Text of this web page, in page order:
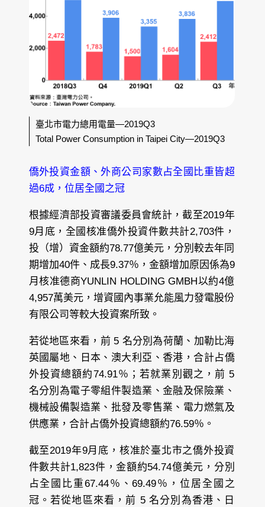
臺北市電力總用電量—2019Q3
Total Power Consumption in Taipei City—2019Q3
僑外投資金額、外商公司家數占全國比重皆超
過6成，位居全國之冠
根據經濟部投資審議委員會統計，截至2019年
9月底，全國核准僑外投資件數共計2,703件，
投（增）資金額約78.77億美元，分別較去年同
期增加40件、成長9.37％，金額增加原因係為9
月核准德商YUNLIN HOLDING GMBH以約4億
4,957萬美元，增資國內事業允能風力發電股份
有限公司等較大投資案所致。
若從地區來看，前 5 名分別為荷蘭、加勒比海
英國屬地、日本、澳大利亞、香港，合計占僑
外投資總額約74.91％；若就業別觀之，前 5
名分別為電子零組件製造業、金融及保險業、
機械設備製造業、批發及零售業、電力燃氣及
供應業，合計占僑外投資總額約76.59％。
截至2019年9月底，核准於臺北市之僑外投資
件數共計1,823件，金額約54.74億美元，分別
占全國比重67.44％、69.49％，位居全國之
冠。若從地區來看，前 5 名分別為香港、日